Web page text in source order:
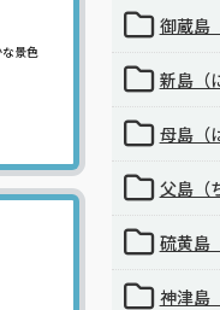
景色
御蔵島
新島（
母島（
父島（
硫黄島
神津島